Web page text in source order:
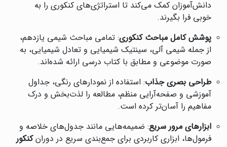
دانش‌آموزان کمک می‌کند تا استراتژی‌های کنکوری را به
خوبی فرا بگیرند.
پوشش کامل مباحث کنکوری: تمامی مباحث شیمی یازدهم،
از جمله شیمی آلی، سینتیک شیمیایی و تعادل شیمیایی، به
صورت موضوعی و مطابق با کتاب درسی ارائه شده‌اند.
طراحی بصری جذاب: استفاده از نمودارهای رنگی، جداول
آموزشی و صفحه‌آرایی منظم، مطالعه را لذت‌بخش و درک
مفاهیم را آسان‌تر کرده است.
ابزارهای مرور سریع: ضمیمه‌هایی مانند جدول‌های خلاصه و
فرمول‌ها، ابزاری کاربردی برای جمع‌بندی سریع در دورانکنکور